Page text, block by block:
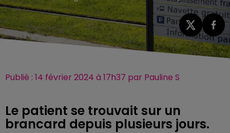
Publié : 14 février 2024 à 17h37 par Pauline S
Le patient se trouvait sur un
brancard depuis plusieurs jours.